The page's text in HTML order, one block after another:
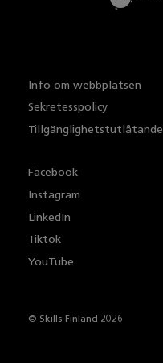
Info om webbplatsen
Sekretesspolicy
Tillgänglighetstutlåtande
Facebook
Instagram
LinkedIn
Tiktok
YouTube
© Skills Finland 2026